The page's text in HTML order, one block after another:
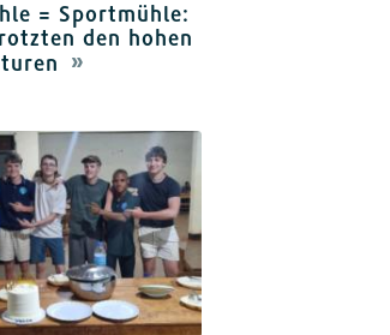
= Sportmühle:
den hohen